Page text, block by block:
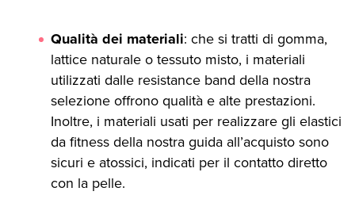
Qualità dei materiali: che si tratti di gomma,
lattice naturale o tessuto misto, i materiali
utilizzati dalle resistance band della nostra
selezione offrono qualità e alte prestazioni.
Inoltre, i materiali usati per realizzare gli elastici
da fitness della nostra guida all’acquisto sono
sicuri e atossici, indicati per il contatto diretto
con la pelle.